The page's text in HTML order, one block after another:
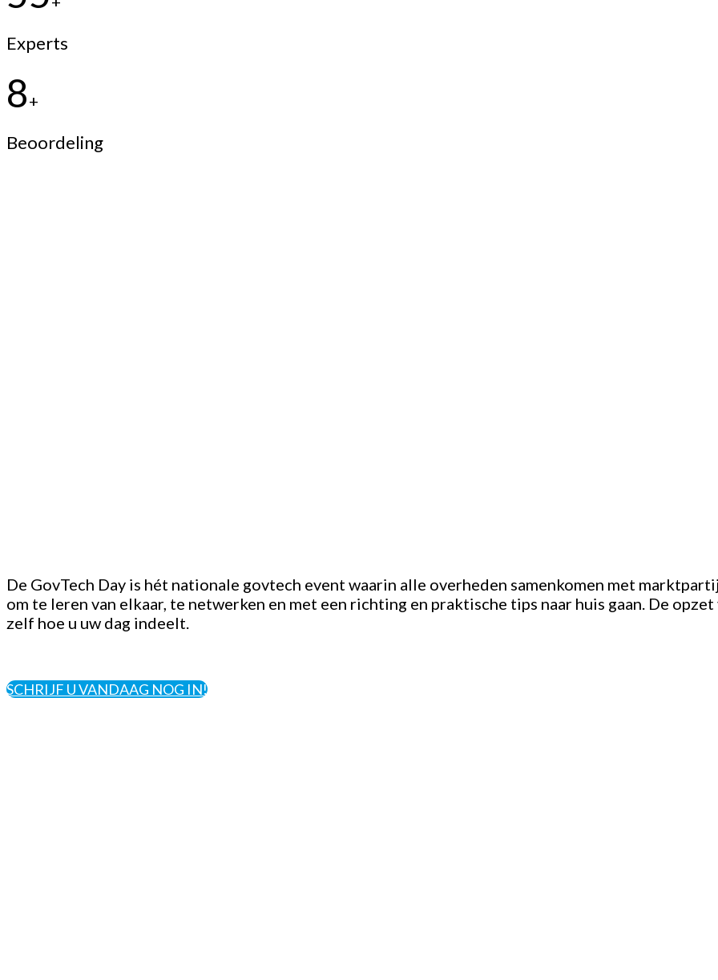
Experts
8+
Beoordeling
De GovTech Day is hét nationale govtech event waarin alle overheden samenkomen met
om te leren van elkaar, te netwerken en met een richting en praktische tips naar huis gaan. De
zelf hoe u uw dag indeelt.
SCHRIJF U VANDAAG NOG IN!